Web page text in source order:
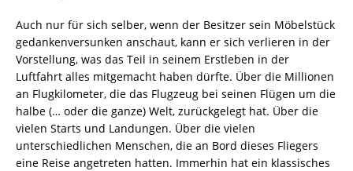
Auch nur für sich selber, wenn der Besitzer sein Möbelstück
gedankenversunken anschaut, kann er sich verlieren in der
Vorstellung, was das Teil in seinem Erstleben in der
Luftfahrt alles mitgemacht haben dürfte. Über die Millionen
an Flugkilometer, die das Flugzeug bei seinen Flügen um die
halbe (… oder die ganze) Welt, zurückgelegt hat. Über die
vielen Starts und Landungen. Über die vielen
unterschiedlichen Menschen, die an Bord dieses Fliegers
eine Reise angetreten hatten. Immerhin hat ein klassisches